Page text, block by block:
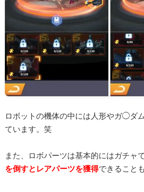
ロボットの機体の中には人形やガ◯ダ
ています。笑
また、ロボパーツは基本的にはガチャで
を倒すとレアパーツを獲得できること